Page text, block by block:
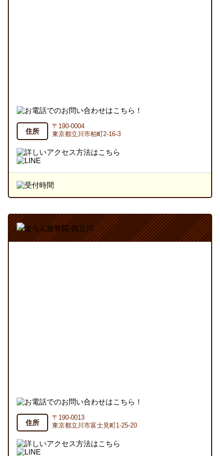
住所
〒190-0004
東京都立川市柏町2-16-3
住所
〒190-0013
東京都立川市富士見町1-25-20